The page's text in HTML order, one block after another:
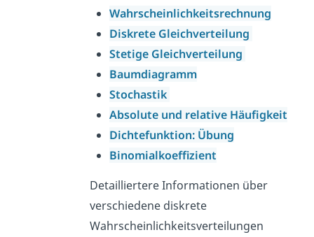
Wahrscheinlichkeitsrechnung
Diskrete Gleichverteilung
Stetige Gleichverteilung
Baumdiagramm
Stochastik
Absolute und relative Häufigkeit
Dichtefunktion: Übung
Binomialkoeffizient
Detailliertere Informationen über
verschiedene diskrete
Wahrscheinlichkeitsverteilungen